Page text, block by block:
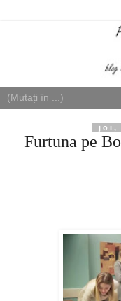
joi,
Furtuna pe